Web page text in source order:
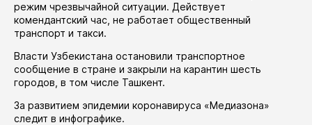
режим чрезвычайной ситуации. Действует
комендантский час, не работает общественный
транспорт и такси.
Власти Узбекистана остановили транспортное
сообщение в стране и закрыли на карантин шесть
городов, в том числе Ташкент.
За развитием эпидемии коронавируса «Медиазона»
следит в инфографике.